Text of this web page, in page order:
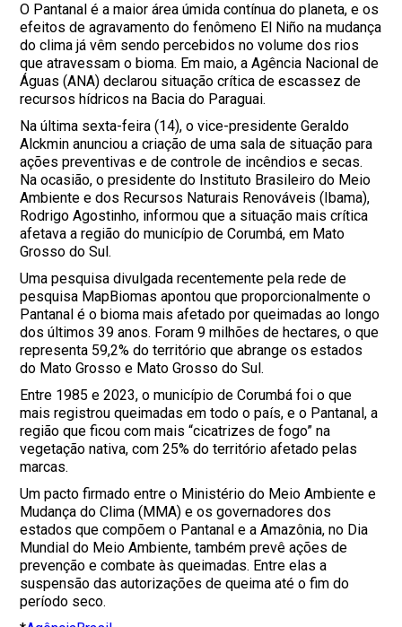
O Pantanal é a maior área úmida contínua do planeta, e os
efeitos de agravamento do fenômeno El Niño na mudança
do clima já vêm sendo percebidos no volume dos rios
que atravessam o bioma. Em maio, a Agência Nacional de
Águas (ANA) declarou situação crítica de escassez de
recursos hídricos na Bacia do Paraguai.
Na última sexta-feira (14), o vice-presidente Geraldo
Alckmin anunciou a criação de uma sala de situação para
ações preventivas e de controle de incêndios e secas.
Na ocasião, o presidente do Instituto Brasileiro do Meio
Ambiente e dos Recursos Naturais Renováveis (Ibama),
Rodrigo Agostinho, informou que a situação mais crítica
afetava a região do município de Corumbá, em Mato
Grosso do Sul.
Uma pesquisa divulgada recentemente pela rede de
pesquisa MapBiomas apontou que proporcionalmente o
Pantanal é o bioma mais afetado por queimadas ao longo
dos últimos 39 anos. Foram 9 milhões de hectares, o que
representa 59,2% do território que abrange os estados
do Mato Grosso e Mato Grosso do Sul.
Entre 1985 e 2023, o município de Corumbá foi o que
mais registrou queimadas em todo o país, e o Pantanal, a
região que ficou com mais “cicatrizes de fogo” na
vegetação nativa, com 25% do território afetado pelas
marcas.
Um pacto firmado entre o Ministério do Meio Ambiente e
Mudança do Clima (MMA) e os governadores dos
estados que compõem o Pantanal e a Amazônia, no Dia
Mundial do Meio Ambiente, também prevê ações de
prevenção e combate às queimadas. Entre elas a
suspensão das autorizações de queima até o fim do
período seco.